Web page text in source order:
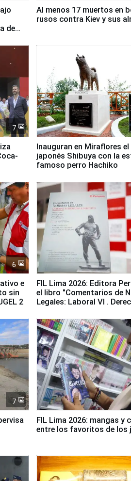
de
Al menos 17 muertos en
rusos contra Kiev y sus
7
Inauguran en Miraflores
japonés Shibuya con la
famoso perro Hachiko
6
e
sin
2
FIL Lima 2026: Editora
el libro "Comentarios de
Legales: Laboral Vl .
7
FIL Lima 2026: mangas y
entre los favoritos de los